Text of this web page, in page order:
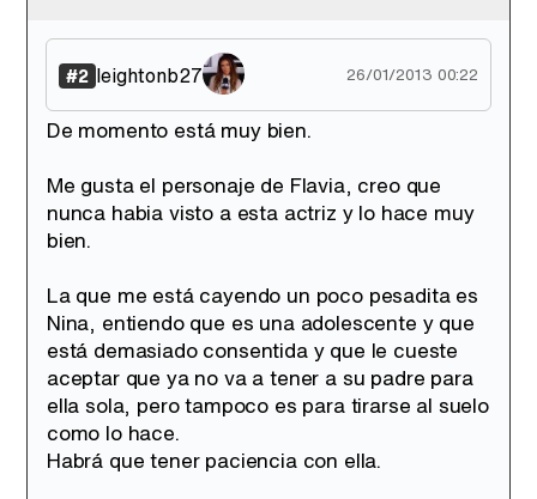
#2 leightonb27 26/01/2013 00:22
De momento está muy bien.
Me gusta el personaje de Flavia, creo que
nunca habia visto a esta actriz y lo hace muy
bien.
La que me está cayendo un poco pesadita es
Nina, entiendo que es una adolescente y que
está demasiado consentida y que le cueste
aceptar que ya no va a tener a su padre para
ella sola, pero tampoco es para tirarse al suelo
como lo hace.
Habrá que tener paciencia con ella.